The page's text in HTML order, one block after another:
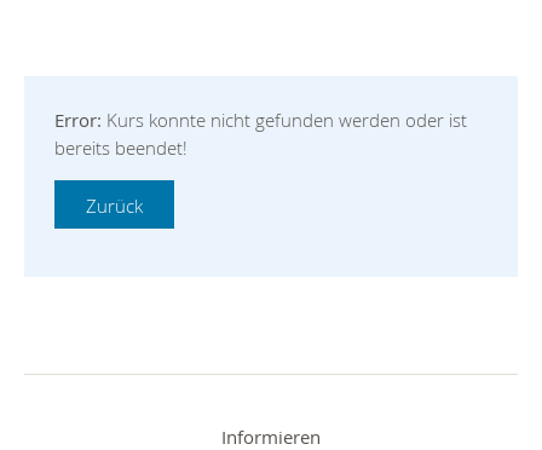
Error: Kurs konnte nicht gefunden werden oder ist
bereits beendet!
Informieren